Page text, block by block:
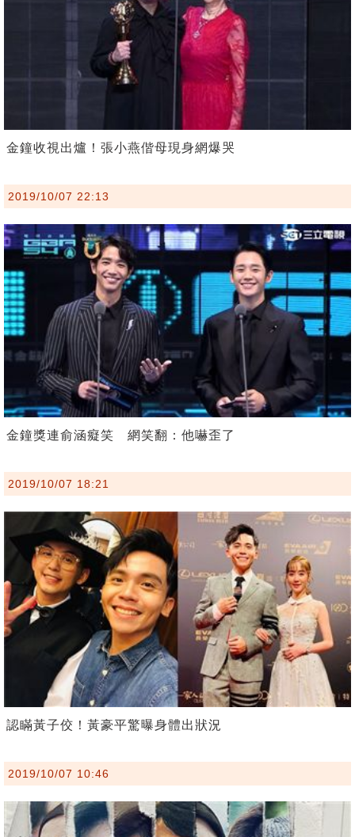
金鐘收視出爐！張小燕偕母現身網爆哭
2019/10/07 22:13
金鐘獎連俞涵癡笑 網笑翻：他嚇歪了
2019/10/07 18:21
認瞞黃子佼！黃豪平驚曝身體出狀況
2019/10/07 10:46